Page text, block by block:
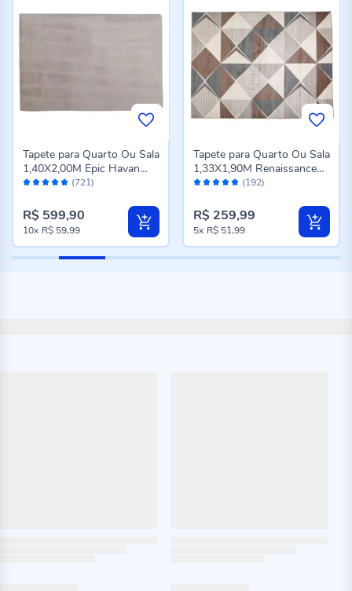
Avaliação: (721)
Tapete para Quarto Ou Sala
1,40X2,00M Epic Havan
Casa - Cinza Novo
R$ 599,90
10x R$ 59,99
Avaliação: (192)
Tapete para Quarto Ou Sala
1,33X1,90M Renaissance
Havan Casa - Venice Cinza
R$ 259,99
5x R$ 51,99